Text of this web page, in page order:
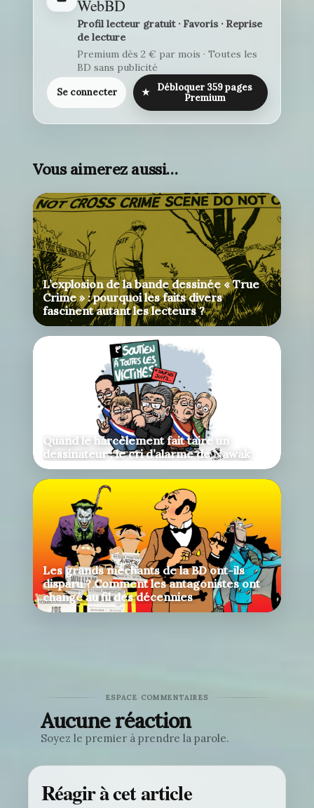
WebBD
Profil lecteur gratuit · Favoris · Reprise
de lecture
Premium dès 2 € par mois · Toutes les
BD sans publicité
Se connecter ★
Débloquer 359 pages
Premium
Vous aimerez aussi…
L’explosion de la bande dessinée « True
Crime » : pourquoi les faits divers
fascinent autant les lecteurs ?
Quand le harcèlement fait taire un
dessinateur : le cri d’alarme de Nawak
Les grands méchants de la BD ont-ils
disparu ? Comment les antagonistes ont
changé au fil des décennies
ESPACE COMMENTAIRES
Aucune réaction
Soyez le premier à prendre la parole.
Réagir à cet article